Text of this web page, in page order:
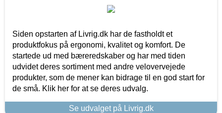
Siden opstarten af Livrig.dk har de fastholdt et
produktfokus på ergonomi, kvalitet og komfort. De
startede ud med bæreredskaber og har med tiden
udvidet deres sortiment med andre velovervejede
produkter, som de mener kan bidrage til en god start for
de små. Klik her for at se deres udvalg.
Se udvalget på Livrig.dk